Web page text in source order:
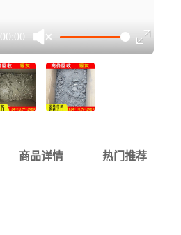
00:00
商品详情 热门推荐